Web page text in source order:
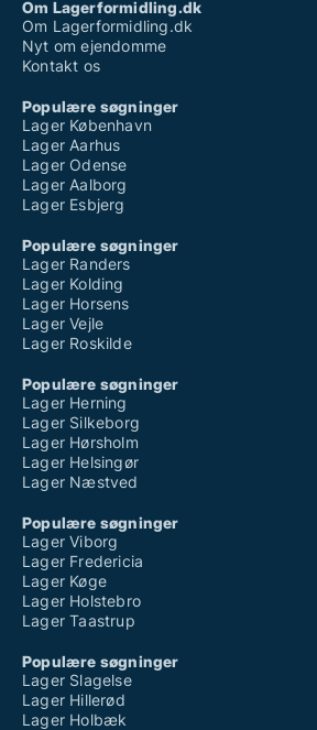
Om Lagerformidling.dk
Om Lagerformidling.dk
Nyt om ejendomme
Kontakt os
Populære søgninger
Lager København
Lager Aarhus
Lager Odense
Lager Aalborg
Lager Esbjerg
Populære søgninger
Lager Randers
Lager Kolding
Lager Horsens
Lager Vejle
Lager Roskilde
Populære søgninger
Lager Herning
Lager Silkeborg
Lager Hørsholm
Lager Helsingør
Lager Næstved
Populære søgninger
Lager Viborg
Lager Fredericia
Lager Køge
Lager Holstebro
Lager Taastrup
Populære søgninger
Lager Slagelse
Lager Hillerød
Lager Holbæk